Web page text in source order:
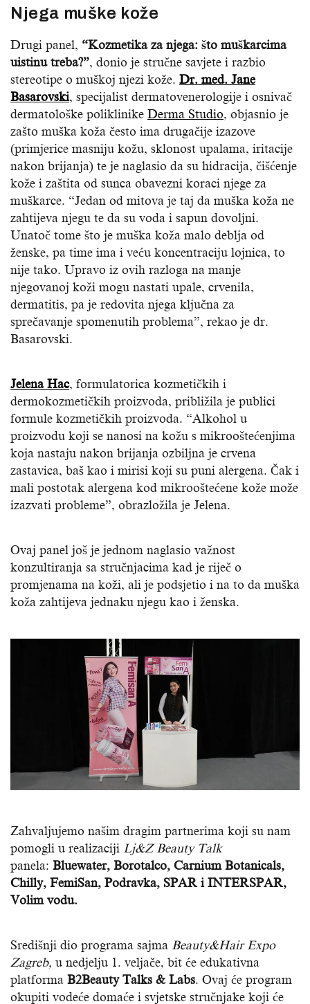
Njega muške kože
Drugi panel, “Kozmetika za njega: što muškarcima
uistinu treba?”, donio je stručne savjete i razbio
stereotipe o muškoj njezi kože. Dr. med. Jane
Basarovski, specijalist dermatovenerologije i osnivač
dermatološke poliklinike Derma Studio, objasnio je
zašto muška koža često ima drugačije izazove
(primjerice masniju kožu, sklonost upalama, iritacije
nakon brijanja) te je naglasio da su hidracija, čišćenje
kože i zaštita od sunca obavezni koraci njege za
muškarce. “Jedan od mitova je taj da muška koža ne
zahtijeva njegu te da su voda i sapun dovoljni.
Unatoč tome što je muška koža malo deblja od
ženske, pa time ima i veću koncentraciju lojnica, to
nije tako. Upravo iz ovih razloga na manje
njegovanoj koži mogu nastati upale, crvenila,
dermatitis, pa je redovita njega ključna za
sprečavanje spomenutih problema”, rekao je dr.
Basarovski.
Jelena Hac, formulatorica kozmetičkih i
dermokozmetičkih proizvoda, približila je publici
formule kozmetičkih proizvoda. “Alkohol u
proizvodu koji se nanosi na kožu s mikrooštećenjima
koja nastaju nakon brijanja ozbiljna je crvena
zastavica, baš kao i mirisi koji su puni alergena. Čak i
mali postotak alergena kod mikrooštećene kože može
izazvati probleme”, obrazložila je Jelena.
Ovaj panel još je jednom naglasio važnost
konzultiranja sa stručnjacima kad je riječ o
promjenama na koži, ali je podsjetio i na to da muška
koža zahtijeva jednaku njegu kao i ženska.
Zahvaljujemo našim dragim partnerima koji su nam
pomogli u realizaciji Lj&Z Beauty Talk
panela: Bluewater, Borotalco, Carnium Botanicals,
Chilly, FemiSan, Podravka, SPAR i INTERSPAR,
Volim vodu.
Središnji dio programa sajma Beauty&Hair Expo
Zagreb, u nedjelju 1. veljače, bit će edukativna
platforma B2Beauty Talks & Labs. Ovaj će program
okupiti vodeće domaće i svjetske stručnjake koji će